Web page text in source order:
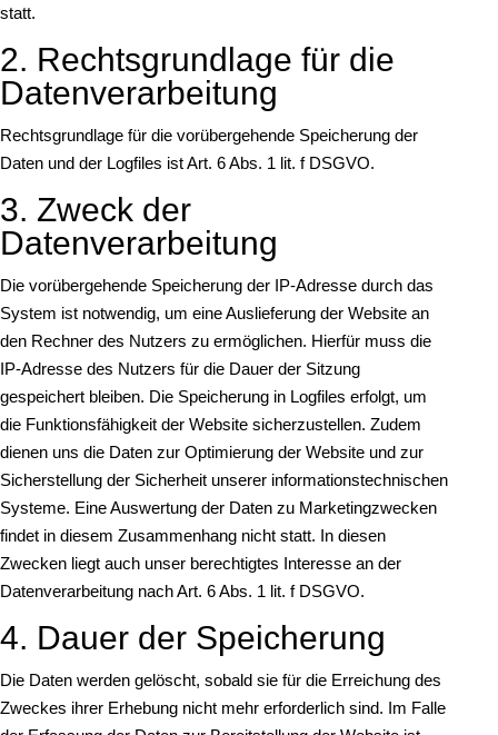
statt.
2. Rechtsgrundlage für die
Datenverarbeitung
Rechtsgrundlage für die vorübergehende Speicherung der
Daten und der Logfiles ist Art. 6 Abs. 1 lit. f DSGVO.
3. Zweck der
Datenverarbeitung
Die vorübergehende Speicherung der IP-Adresse durch das
System ist notwendig, um eine Auslieferung der Website an
den Rechner des Nutzers zu ermöglichen. Hierfür muss die
IP-Adresse des Nutzers für die Dauer der Sitzung
gespeichert bleiben. Die Speicherung in Logfiles erfolgt, um
die Funktionsfähigkeit der Website sicherzustellen. Zudem
dienen uns die Daten zur Optimierung der Website und zur
Sicherstellung der Sicherheit unserer informationstechnischen
Systeme. Eine Auswertung der Daten zu Marketingzwecken
findet in diesem Zusammenhang nicht statt. In diesen
Zwecken liegt auch unser berechtigtes Interesse an der
Datenverarbeitung nach Art. 6 Abs. 1 lit. f DSGVO.
4. Dauer der Speicherung
Die Daten werden gelöscht, sobald sie für die Erreichung des
Zweckes ihrer Erhebung nicht mehr erforderlich sind. Im Falle